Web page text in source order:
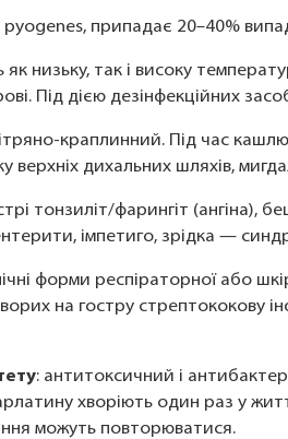
припадає 20–40%
низьку, так і високу
Під дією дезінфекційних
краплинний. Під час
дихальних шляхів,
тонзиліт/фарингіт (ангіна),
імпетиго, зрідка —
форми респіраторної або
на гостру стрептококову
: антитоксичний і
хворіють один раз у
можуть повторюватися.